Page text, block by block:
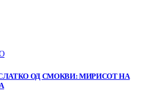
ОД СМОКВИ: МИРИСОТ НА